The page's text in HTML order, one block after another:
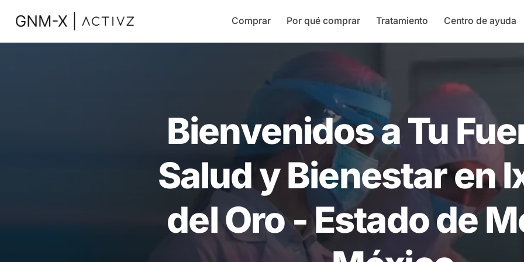
Comprar Por qué comprar Tratamiento Centro de ayuda
Bienvenidos a Tu
Salud y Bienestar en
del Oro - Estado de